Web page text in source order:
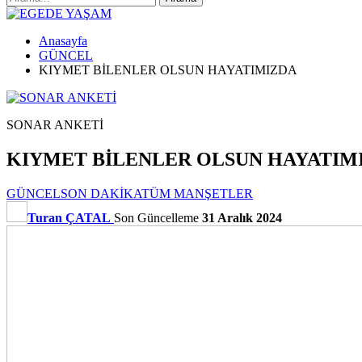
Anasayfa
GÜNCEL
KIYMET BİLENLER OLSUN HAYATIMIZDA
SONAR ANKETİ
KIYMET BİLENLER OLSUN
GÜNCELSON DAKİKATÜM MANŞETLER
Turan ÇATAL Son Güncelleme 31 Aralık 2024